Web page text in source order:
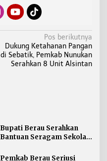
Pos berikutnya
Dukung Ketahanan Pangan
di Sebatik, Pemkab Nunukan
Serahkan 8 Unit Alsintan
Bupati Berau Serahkan
Bantuan Seragam Sekolah
SMP
Pemkab Berau Seriusi